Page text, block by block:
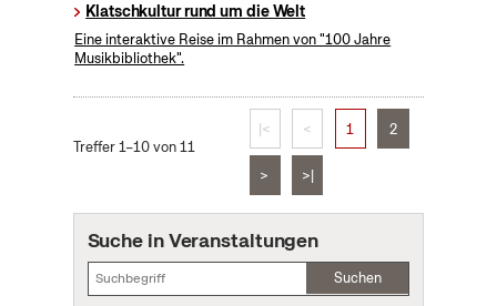
Klatschkultur rund um die Welt
Eine interaktive Reise im Rahmen von "100 Jahre
Musikbibliothek".
Treffer 1–10 von 11
|< < 1 2
> >|
Suche in Veranstaltungen
Suchen